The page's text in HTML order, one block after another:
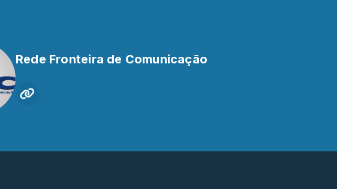
Rede Fronteira de Comunicação